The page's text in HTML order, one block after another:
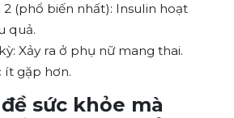
(phổ biến nhất): Insulin hoạt
quả.
Xảy ra ở phụ nữ mang thai.
ít gặp hơn.
sức khỏe mà